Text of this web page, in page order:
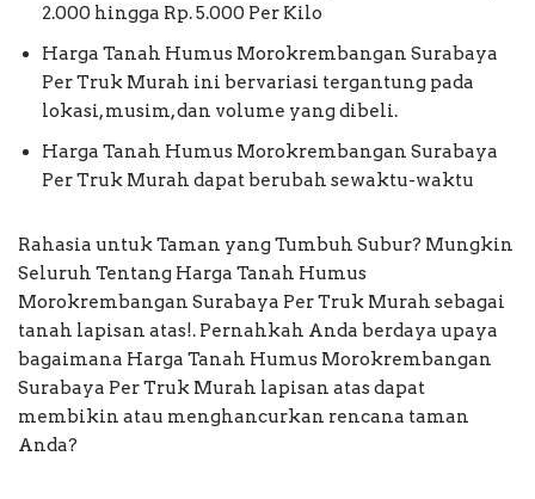
2.000 hingga Rp. 5.000 Per Kilo
Harga Tanah Humus Morokrembangan Surabaya
Per Truk Murah ini bervariasi tergantung pada
lokasi, musim, dan volume yang dibeli.
Harga Tanah Humus Morokrembangan Surabaya
Per Truk Murah dapat berubah sewaktu-waktu
Rahasia untuk Taman yang Tumbuh Subur? Mungkin
Seluruh Tentang Harga Tanah Humus
Morokrembangan Surabaya Per Truk Murah sebagai
tanah lapisan atas!. Pernahkah Anda berdaya upaya
bagaimana Harga Tanah Humus Morokrembangan
Surabaya Per Truk Murah lapisan atas dapat
membikin atau menghancurkan rencana taman
Anda?